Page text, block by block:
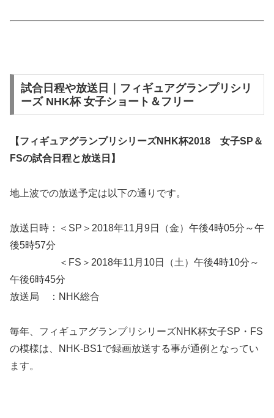
試合日程や放送日｜フィギュアグランプリシリ
ーズ NHK杯 女子ショート＆フリー
【フィギュアグランプリシリーズNHK杯2018 女子SP＆
FSの試合日程と放送日】
地上波での放送予定は以下の通りです。
放送日時：＜SP＞2018年11月9日（金）午後4時05分～午
後5時57分
＜FS＞2018年11月10日（土）午後4時10分～
午後6時45分
放送局 ：NHK総合
毎年、フィギュアグランプリシリーズNHK杯女子SP・FS
の模様は、NHK-BS1で録画放送する事が通例となってい
ます。